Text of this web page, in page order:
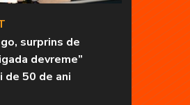
surprins de
devreme”
de 50 de ani